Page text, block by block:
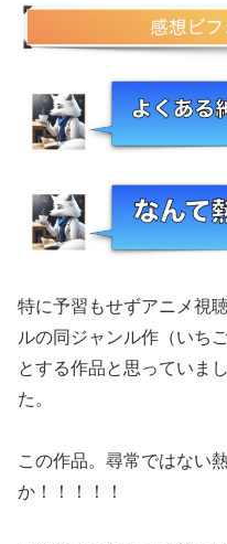
特に予習もせずアニメ視
ルの同ジャンル作（いち
とする作品と思っていま
た。
この作品。尋常ではない
か！！！！！